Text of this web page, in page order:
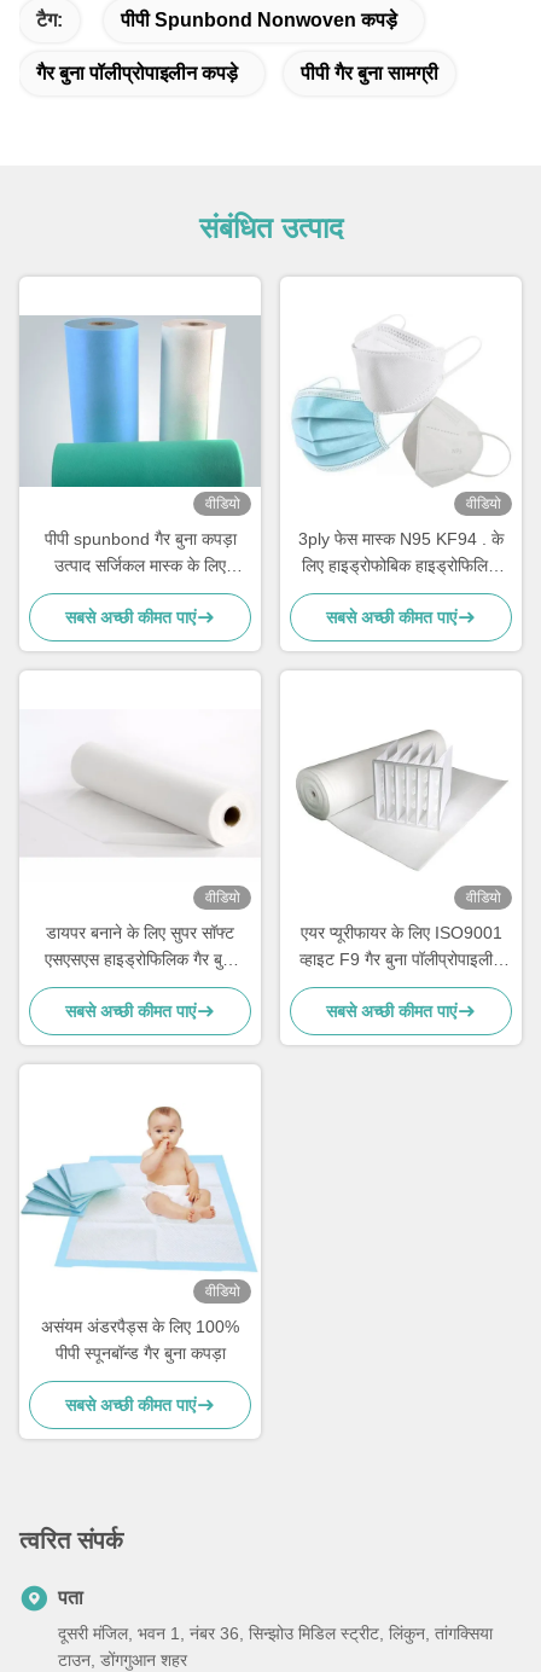
टैग: पीपी Spunbond Nonwoven कपड़े
गैर बुना पॉलीप्रोपाइलीन कपड़े पीपी गैर बुना सामग्री
संबंधित उत्पाद
वीडियो
पीपी spunbond गैर बुना कपड़ा
उत्पाद सर्जिकल मास्क के लिए
25gsm
सबसे अच्छी कीमत पाएं
वीडियो
3ply फेस मास्क N95 KF94 . के
लिए हाइड्रोफोबिक हाइड्रोफिलिक
पीपी स्पूनबॉन्ड नॉनवॉवन फैब्रिक
सबसे अच्छी कीमत पाएं
वीडियो
डायपर बनाने के लिए सुपर सॉफ्ट
एसएसएस हाइड्रोफिलिक गैर बुना
कपड़ा सामग्री पुन: प्रयोज्य
सबसे अच्छी कीमत पाएं
वीडियो
एयर प्यूरीफायर के लिए ISO9001
व्हाइट F9 गैर बुना पॉलीप्रोपाइलीन
फैब्रिक 50 ग्राम;
सबसे अच्छी कीमत पाएं
वीडियो
असंयम अंडरपैड्स के लिए 100%
पीपी स्पूनबॉन्ड गैर बुना कपड़ा
सबसे अच्छी कीमत पाएं
त्वरित संपर्क
पता
दूसरी मंजिल, भवन 1, नंबर 36, सिन्झोउ मिडिल स्ट्रीट, लिंकुन, तांगक्सिया
टाउन, डोंगगुआन शहर